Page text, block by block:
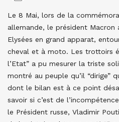
Le 8 Mai, lors de la
allemande, le président Macron
Elysées en grand apparat,
cheval et à moto. Les trottoirs
l’Etat” a pu mesurer la triste
montré au peuple qu’il “dirige”
dont le bilan est à ce point
savoir si c’est de
le Président russe, Vladimir